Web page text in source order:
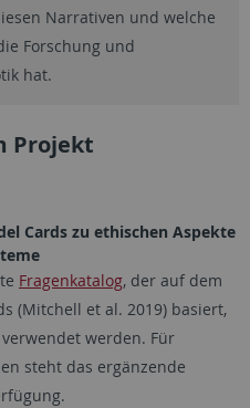
Narrativen und welche
Forschung und
hat.
Projekt
Cards zu ethischen Aspekte
Fragenkatalog, der auf dem
(Mitchell et al. 2019) basiert,
werden. Für
steht das ergänzende